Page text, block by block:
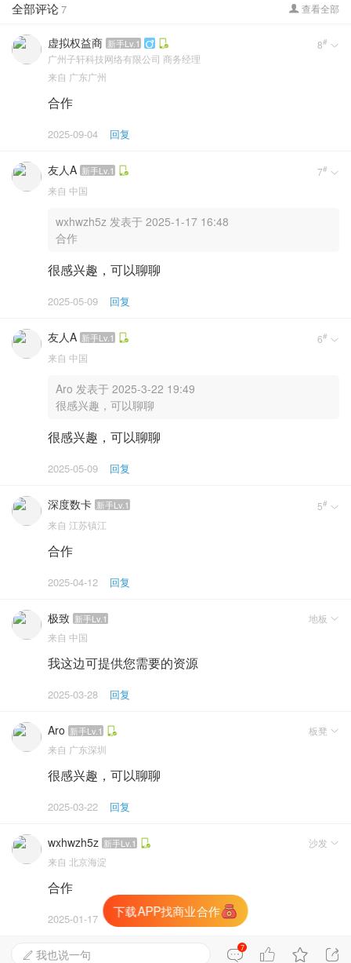
 查看全部
全部评论7
虚拟权益商 新手Lv.1  8# 
广州子轩科技网络有限公司 商务经理
来自 广东广州
合作
2025-09-04 回复
友人A 新手Lv.1 7# 
来自 中国
wxhwzh5z 发表于 2025-1-17 16:48
合作
很感兴趣，可以聊聊
2025-05-09 回复
友人A 新手Lv.1 6# 
来自 中国
Aro 发表于 2025-3-22 19:49
很感兴趣，可以聊聊
很感兴趣，可以聊聊
2025-05-09 回复
深度数卡 新手Lv.1 5# 
来自 江苏镇江
合作
2025-04-12 回复
极致 新手Lv.1 地板 
来自 中国
我这边可提供您需要的资源
2025-03-28 回复
Aro 新手Lv.1 板凳 
来自 广东深圳
很感兴趣，可以聊聊
2025-03-22 回复
wxhwzh5z 新手Lv.1 沙发 
来自 北京海淀
合作
2025-01-17 回复 生成朋友圈海报
下载APP找商业合作
7 
 我也说一句